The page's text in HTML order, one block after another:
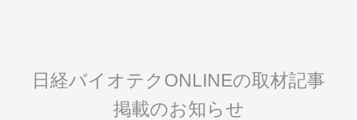
日経バイオテクONLINEの取材記事
掲載のお知らせ